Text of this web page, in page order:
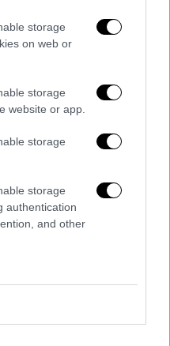
storage
on web or
storage
website or app.
storage
storage
authentication
and other
βίας στην
έσπρωξα,
με
–